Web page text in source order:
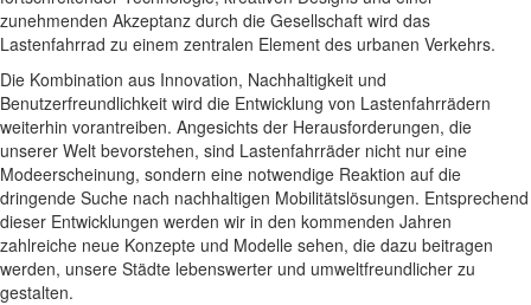
zunehmenden Akzeptanz durch die Gesellschaft wird das
Lastenfahrrad zu einem zentralen Element des urbanen Verkehrs.
Die Kombination aus Innovation, Nachhaltigkeit und
Benutzerfreundlichkeit wird die Entwicklung von Lastenfahrrädern
weiterhin vorantreiben. Angesichts der Herausforderungen, die
unserer Welt bevorstehen, sind Lastenfahrräder nicht nur eine
Modeerscheinung, sondern eine notwendige Reaktion auf die
dringende Suche nach nachhaltigen Mobilitätslösungen. Entsprechend
dieser Entwicklungen werden wir in den kommenden Jahren
zahlreiche neue Konzepte und Modelle sehen, die dazu beitragen
werden, unsere Städte lebenswerter und umweltfreundlicher zu
gestalten.